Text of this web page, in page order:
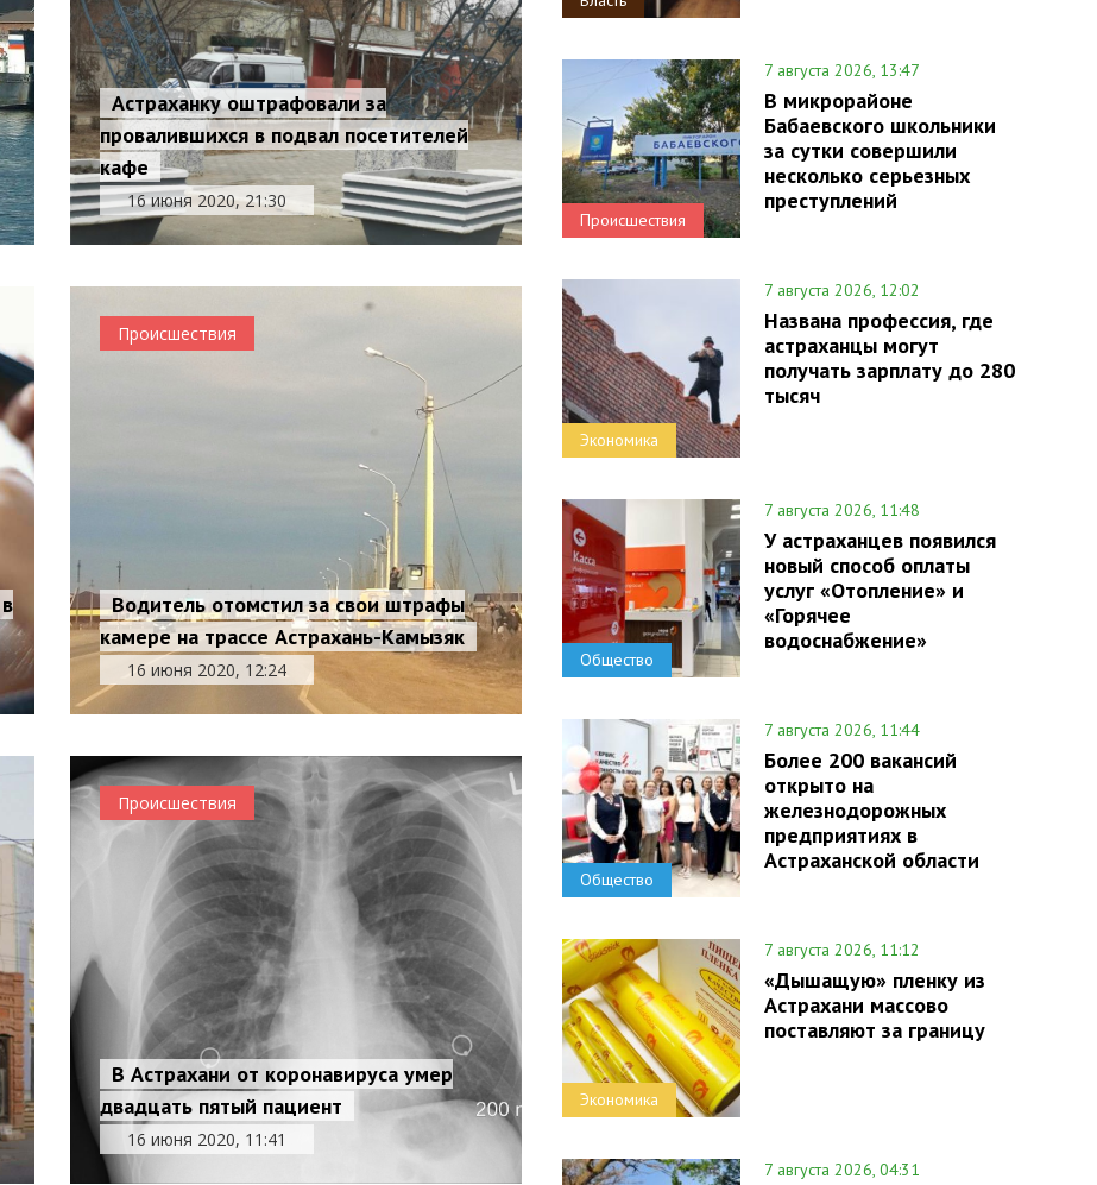
Астраханку оштрафовали за
провалившихся в подвал посетителей
кафе
16 июня 2020, 21:30
Происшествия
Водитель отомстил за свои штрафы
камере на трассе Астрахань-Камызяк
16 июня 2020, 12:24
Происшествия
В Астрахани от коронавируса умер
двадцать пятый пациент
16 июня 2020, 11:41
Происшествия
7 августа 2026, 13:47
В микрорайоне
Бабаевского школьники
за сутки совершили
несколько серьезных
преступлений
Экономика
7 августа 2026, 12:02
Названа профессия, где
астраханцы могут
получать зарплату до 280
тысяч
Общество
7 августа 2026, 11:48
У астраханцев появился
новый способ оплаты
услуг «Отопление» и
«Горячее
водоснабжение»
Общество
7 августа 2026, 11:44
Более 200 вакансий
открыто на
железнодорожных
предприятиях в
Астраханской области
Экономика
7 августа 2026, 11:12
«Дышащую» пленку из
Астрахани массово
поставляют за границу
7 августа 2026, 04:31